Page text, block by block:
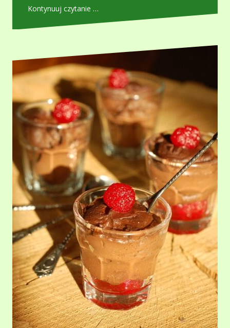
Kontynuuj czytanie …